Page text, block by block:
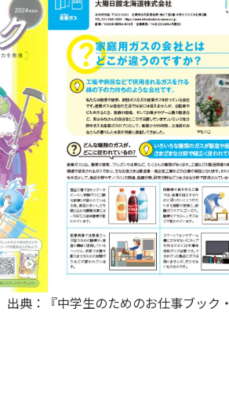
出典：『中学生のためのお仕事ブック・